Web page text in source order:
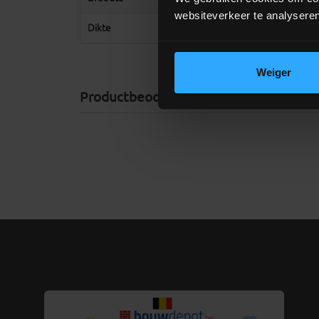
websiteverkeer te
Weiger
Dikte
Productbeoordelingen (0)